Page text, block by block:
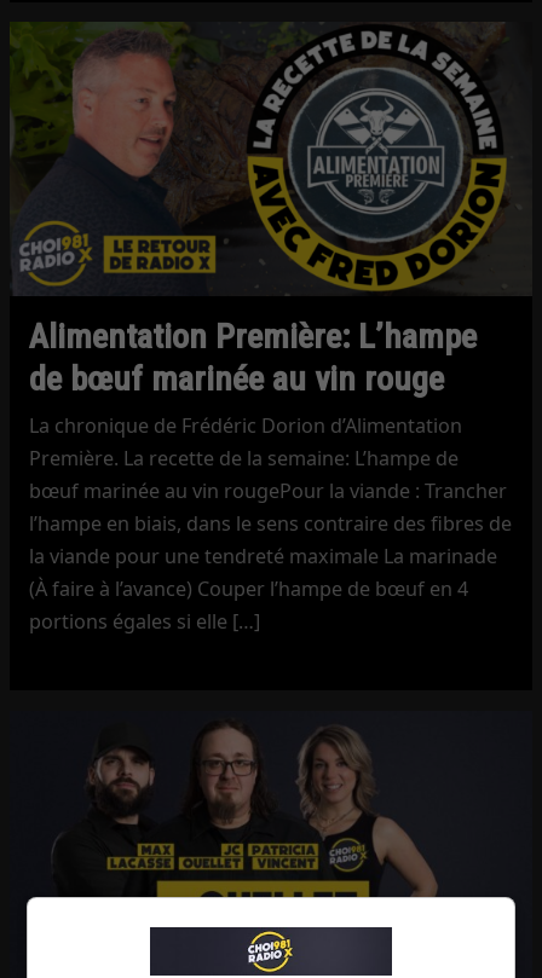
Alimentation Première: L’hampe
de bœuf marinée au vin rouge
La chronique de Frédéric Dorion d’Alimentation
Première. La recette de la semaine: L’hampe de
bœuf marinée au vin rougePour la viande : Trancher
l’hampe en biais, dans le sens contraire des fibres de
la viande pour une tendreté maximale La marinade
(À faire à l’avance) Couper l’hampe de bœuf en 4
portions égales si elle […]